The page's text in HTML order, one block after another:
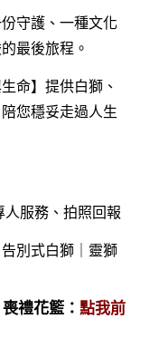
守護、一種文化
最後旅程。
命】提供白獅、
您穩妥走過人生
人服務、拍照回報
別式白獅｜靈獅
禮花籃： 點我前